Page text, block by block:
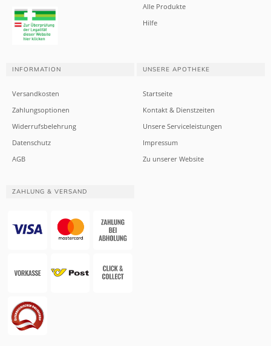
Alle Produkte
Hilfe
INFORMATION
Versandkosten
Zahlungsoptionen
Widerrufsbelehrung
Datenschutz
AGB
UNSERE APOTHEKE
Startseite
Kontakt & Dienstzeiten
Unsere Serviceleistungen
Impressum
Zu unserer Website
ZAHLUNG & VERSAND